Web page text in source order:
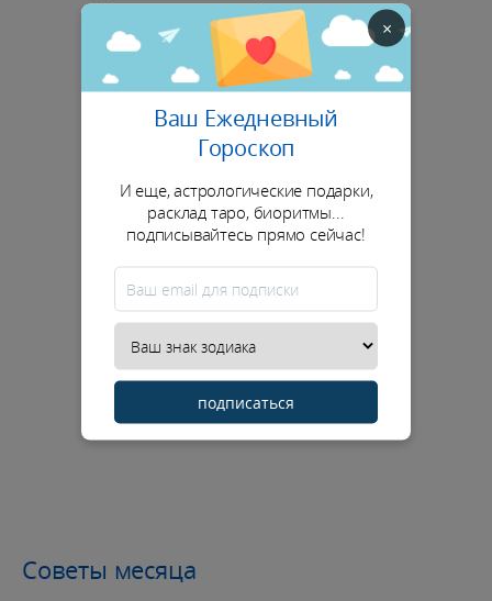
Советы месяца
×
Ваш Ежедневный
Гороскоп
И еще, астрологические подарки,
расклад таро, биоритмы...
подписывайтесь прямо сейчас!
подписаться